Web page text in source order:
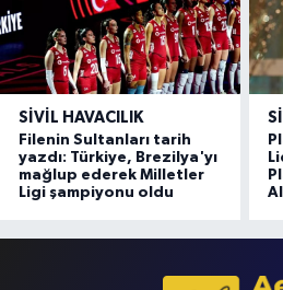
SIVIL HAVACILIK
Filenin Sultanları tarih
yazdı: Türkiye, Brezilya'yı
mağlup ederek Milletler
Ligi şampiyonu oldu